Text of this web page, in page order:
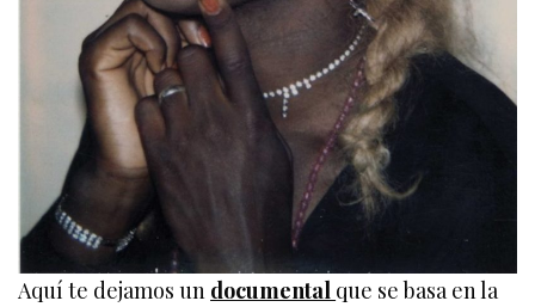
Aquí te dejamos un documental que se basa en la